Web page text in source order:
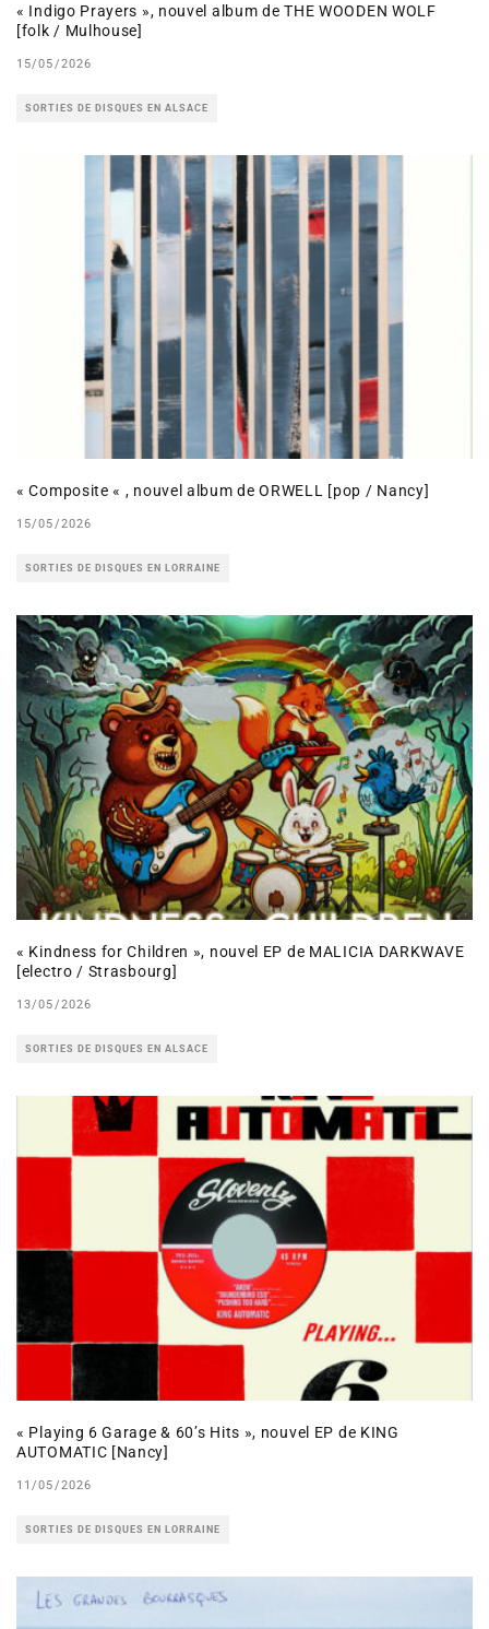
« Indigo Prayers », nouvel album de THE WOODEN WOLF
[folk / Mulhouse]
15/05/2026
SORTIES DE DISQUES EN ALSACE
« Composite « , nouvel album de ORWELL [pop / Nancy]
15/05/2026
SORTIES DE DISQUES EN LORRAINE
« Kindness for Children », nouvel EP de MALICIA DARKWAVE
[electro / Strasbourg]
13/05/2026
SORTIES DE DISQUES EN ALSACE
« Playing 6 Garage & 60’s Hits », nouvel EP de KING
AUTOMATIC [Nancy]
11/05/2026
SORTIES DE DISQUES EN LORRAINE